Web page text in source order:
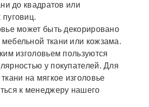
до квадратов или
может быть декорировано
ткани или кожзама.
изголовьем пользуются
у покупателей. Для
на мягкое изголовье
к менеджеру нашего